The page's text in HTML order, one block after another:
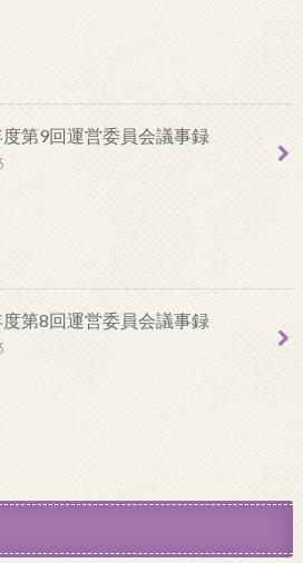
第9回運営委員会議事録
第8回運営委員会議事録